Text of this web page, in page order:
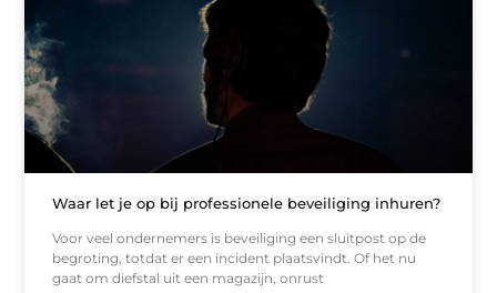
Waar let je op bij professionele beveiliging inhuren?
Voor veel ondernemers is beveiliging een sluitpost op de
begroting, totdat er een incident plaatsvindt. Of het nu
gaat om diefstal uit een magazijn, onrust